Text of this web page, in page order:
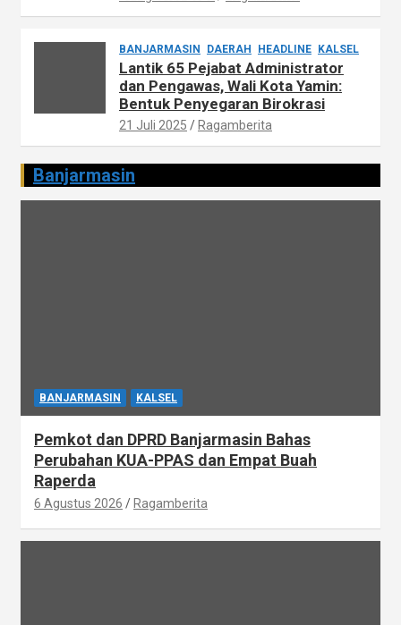
BANJARMASIN DAERAH HEADLINE KALSEL
Lantik 65 Pejabat Administrator
dan Pengawas, Wali Kota Yamin:
Bentuk Penyegaran Birokrasi
21 Juli 2025 Ragamberita
Banjarmasin
BANJARMASIN KALSEL
Pemkot dan DPRD Banjarmasin Bahas
Perubahan KUA-PPAS dan Empat Buah
Raperda
6 Agustus 2026 Ragamberita